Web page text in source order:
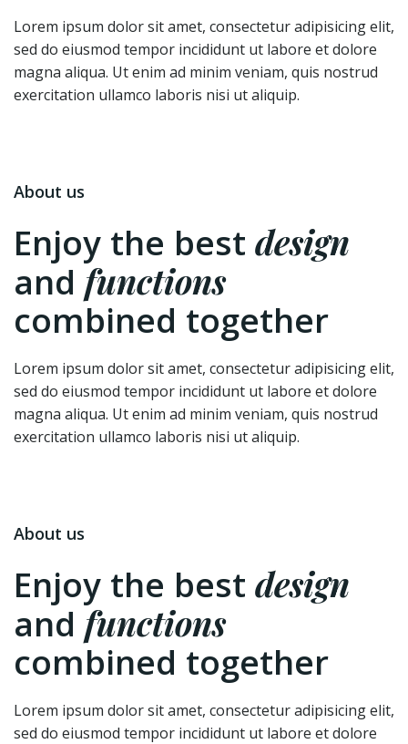
Lorem ipsum dolor sit amet, consectetur adipisicing elit,
sed do eiusmod tempor incididunt ut labore et dolore
magna aliqua. Ut enim ad minim veniam, quis nostrud
exercitation ullamco laboris nisi ut aliquip.
About us
Enjoy the best design
and functions
combined together
Lorem ipsum dolor sit amet, consectetur adipisicing elit,
sed do eiusmod tempor incididunt ut labore et dolore
magna aliqua. Ut enim ad minim veniam, quis nostrud
exercitation ullamco laboris nisi ut aliquip.
About us
Enjoy the best design
and functions
combined together
Lorem ipsum dolor sit amet, consectetur adipisicing elit,
sed do eiusmod tempor incididunt ut labore et dolore